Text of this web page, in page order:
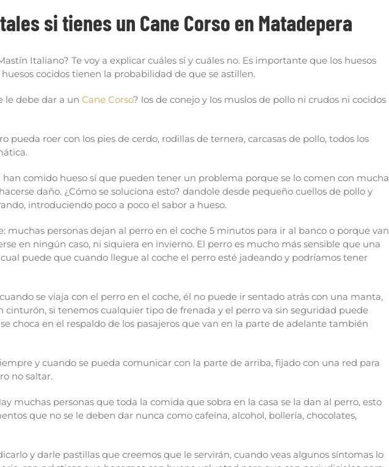
si tienes un Cane Corso en Matadepera
Italiano? Te voy a explicar cuáles sí y cuáles no. Es importante que los huesos
cocidos tienen la probabilidad de que se astillen.
le debe dar a un Cane Corso? los de conejo y los muslos de pollo ni crudos ni cocidos
pueda roer con los pies de cerdo, rodillas de ternera, carcasas de pollo, todos los
han comido hueso sí que pueden tener un problema porque se lo comen con mucha
daño. ¿Cómo se soluciona esto? dandole desde pequeño cuellos de pollo y
introduciendo poco a poco el sabor a hueso.
muchas personas dejan al perro en el coche 5 minutos para ir al banco o porque van
en ningún caso, ni siquiera en invierno. El perro es mucho más sensible que una
puede que cuando llegue al coche el perro esté jadeando y podríamos tener
se viaja con el perro en el coche, él no puede ir sentado atrás con una manta,
cinturón, si tenemos cualquier tipo de frenada y el perro va sin seguridad puede
choca en el respaldo de los pasajeros que van en la parte de adelante también
y cuando se pueda comunicar con la parte de arriba, fijado con una red para
no saltar.
muchas personas que toda la comida que sobra en la casa se la dan al perro, esto
que no se le deben dar nunca como cafeína, alcohol, bollería, chocolates,
y darle pastillas que creemos que le servirán, cuando veas algunos síntomas lo